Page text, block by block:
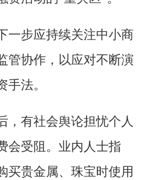
一步应持续关注中小商
管协作，以应对不断演
法。
，有社会舆论担忧个人
会受阻。业内人士指
买贵金属、珠宝时使用